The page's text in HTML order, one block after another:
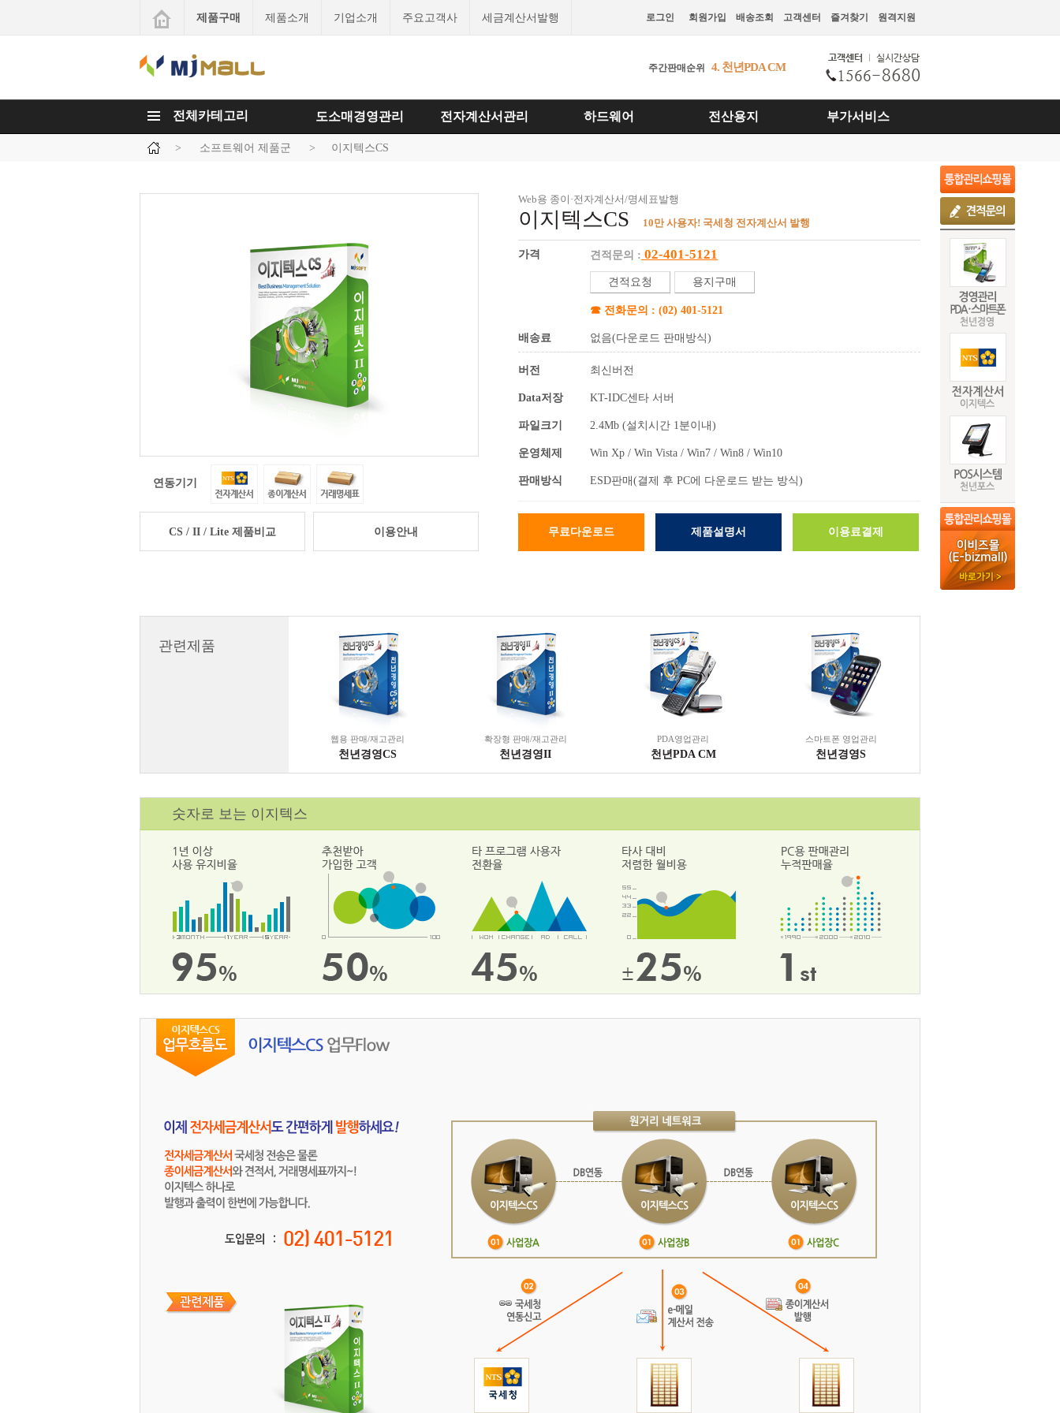
주간판매순위
5. 천년스마트발주
4. 천년PDA CM
제품구매 제품소개 기업소개 주요고객사 세금계산서발행 로그인 회원가입 배송조회 고객센터 즐겨찾기 원격지원
전체카테고리 도소매경영관리 전자계산서관리 하드웨어 전산용지 부가서비스
> 소프트웨어 제품군 > 이지텍스CS
연동기기
CS / II / Lite 제품비교 이용안내
Web용 종이·전자계산서/명세표발행
이지텍스CS 10만 사용자! 국세청 전자계산서 발행
가격 견적문의 : 02-401-5121
견적요청 용지구매
☎ 전화문의 : (02) 401-5121
배송료 없음(다운로드 판매방식)
버전 최신버전
Data저장 KT-IDC센타 서버
파일크기 2.4Mb (설치시간 1분이내)
운영체제 Win Xp / Win Vista / Win7 / Win8 / Win10
판매방식 ESD판매(결제 후 PC에 다운로드 받는 방식)
무료다운로드 제품설명서 이용료결제
관련제품
웹용 판매/재고관리
천년경영CS
확장형 판매/재고관리
천년경영II
PDA영업관리
천년PDA CM
스마트폰 영업관리
천년경영S
숫자로 보는 이지텍스